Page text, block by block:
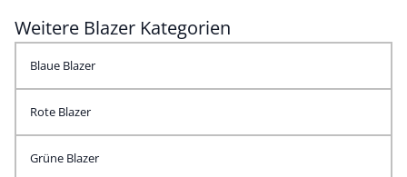
Weitere Blazer Kategorien
Blaue Blazer
Rote Blazer
Grüne Blazer